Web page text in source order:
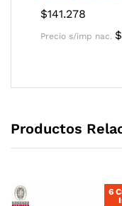
$141.278
Precio s/imp nac. $
Productos
6